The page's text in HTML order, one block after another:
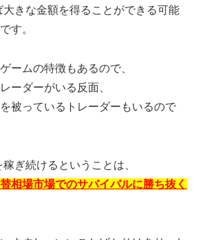
きな金額を得ることができる可能
す。
ームの特徴もあるので、
ーダーがいる反面、
被っているトレーダーもいるので
ぎ続けるということは、
相場市場でのサバイバルに勝ち抜く